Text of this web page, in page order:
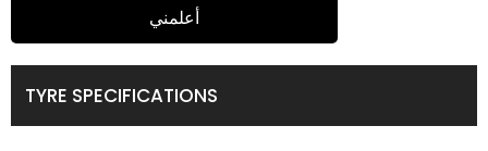
أعلمني
TYRE SPECIFICATIONS